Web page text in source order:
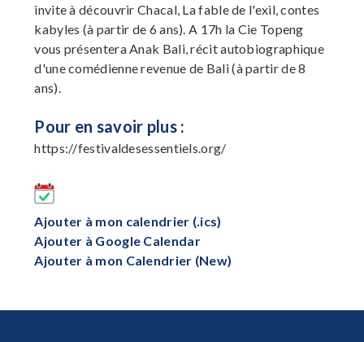
invite à découvrir Chacal, La fable de l'exil, contes
kabyles (à partir de 6 ans). A 17h la Cie Topeng
vous présentera Anak Bali, récit autobiographique
d'une comédienne revenue de Bali (à partir de 8
ans).
Pour en savoir plus :
https://festivaldesessentiels.org/
Ajouter à mon calendrier (.ics)
Ajouter à Google Calendar
Ajouter à mon Calendrier (New)